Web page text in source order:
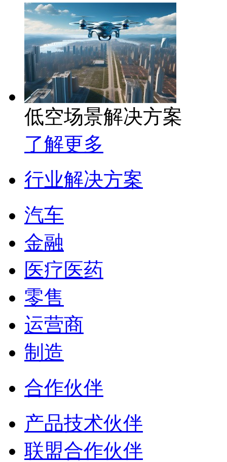
低空场景解决方案
了解更多
行业解决方案
汽车
金融
医疗医药
零售
运营商
制造
合作伙伴
产品技术伙伴
联盟合作伙伴